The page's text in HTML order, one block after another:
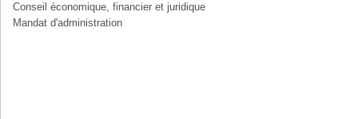
Conseil économique, financier et juridique
Mandat d'administration